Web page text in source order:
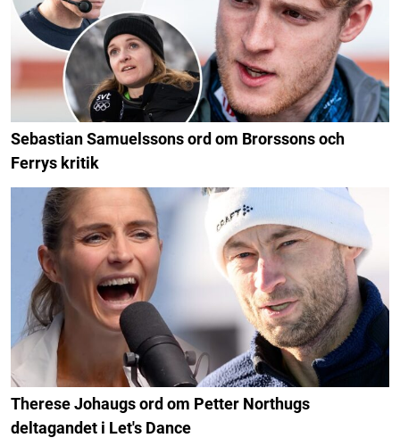
Sebastian Samuelssons ord om Brorssons och
Ferrys kritik
Therese Johaugs ord om Petter Northugs
deltagandet i Let's Dance